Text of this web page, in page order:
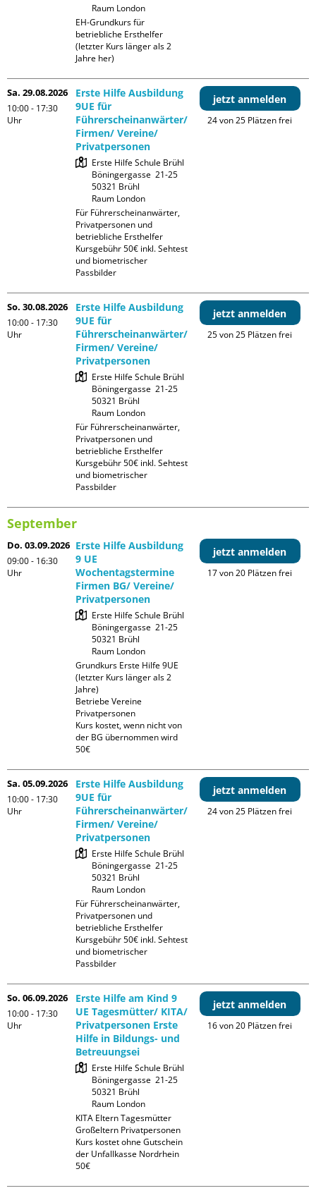
Raum London
EH-Grundkurs für
betriebliche Ersthelfer
(letzter Kurs länger als 2
Jahre her)
Sa. 29.08.2026
10:00 - 17:30
Uhr
Erste Hilfe Ausbildung
9UE für
Führerscheinanwärter/
Firmen/ Vereine/
Privatpersonen
Erste Hilfe Schule Brühl
Böningergasse  21-25
50321 Brühl
Raum London
Für Führerscheinanwärter,
Privatpersonen und
betriebliche Ersthelfer
Kursgebühr 50€ inkl. Sehtest
und biometrischer
Passbilder
jetzt anmelden
24 von 25 Plätzen frei
So. 30.08.2026
10:00 - 17:30
Uhr
Erste Hilfe Ausbildung
9UE für
Führerscheinanwärter/
Firmen/ Vereine/
Privatpersonen
Erste Hilfe Schule Brühl
Böningergasse  21-25
50321 Brühl
Raum London
Für Führerscheinanwärter,
Privatpersonen und
betriebliche Ersthelfer
Kursgebühr 50€ inkl. Sehtest
und biometrischer
Passbilder
jetzt anmelden
25 von 25 Plätzen frei
September
Do. 03.09.2026
09:00 - 16:30
Uhr
Erste Hilfe Ausbildung
9 UE
Wochentagstermine
Firmen BG/ Vereine/
Privatpersonen
Erste Hilfe Schule Brühl
Böningergasse  21-25
50321 Brühl
Raum London
Grundkurs Erste Hilfe 9UE
(letzter Kurs länger als 2
Jahre)
Betriebe Vereine
Privatpersonen
Kurs kostet, wenn nicht von
der BG übernommen wird
50€
jetzt anmelden
17 von 20 Plätzen frei
Sa. 05.09.2026
10:00 - 17:30
Uhr
Erste Hilfe Ausbildung
9UE für
Führerscheinanwärter/
Firmen/ Vereine/
Privatpersonen
Erste Hilfe Schule Brühl
Böningergasse  21-25
50321 Brühl
Raum London
Für Führerscheinanwärter,
Privatpersonen und
betriebliche Ersthelfer
Kursgebühr 50€ inkl. Sehtest
und biometrischer
Passbilder
jetzt anmelden
24 von 25 Plätzen frei
So. 06.09.2026
10:00 - 17:30
Uhr
Erste Hilfe am Kind 9
UE Tagesmütter/ KITA/
Privatpersonen Erste
Hilfe in Bildungs- und
Betreuungsei
Erste Hilfe Schule Brühl
Böningergasse  21-25
50321 Brühl
Raum London
KITA Eltern Tagesmütter
Großeltern Privatpersonen
Kurs kostet ohne Gutschein
der Unfallkasse Nordrhein
50€
jetzt anmelden
16 von 20 Plätzen frei